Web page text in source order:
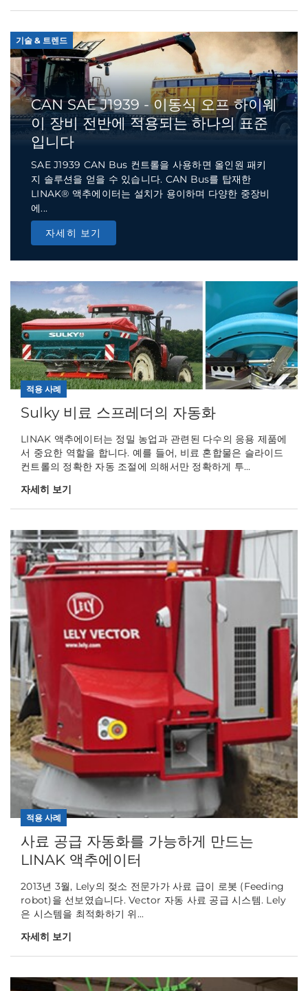
기술 & 트렌드
CAN SAE J1939 - 이동식 오프 하이웨
이 장비 전반에 적용되는 하나의 표준
입니다
SAE J1939 CAN Bus 컨트롤을 사용하면 올인원 패키
지 솔루션을 얻을 수 있습니다. CAN Bus를 탑재한
LINAK® 액추에이터는 설치가 용이하며 다양한 중장비
에...
자세히 보기
적용 사례
Sulky 비료 스프레더의 자동화
LINAK 액추에이터는 정밀 농업과 관련된 다수의 응용 제품에
서 중요한 역할을 합니다. 예를 들어, 비료 혼합물은 슬라이드
컨트롤의 정확한 자동 조절에 의해서만 정확하게 투...
자세히 보기
적용 사례
사료 공급 자동화를 가능하게 만드는
LINAK 액추에이터
2013년 3월, Lely의 젖소 전문가가 사료 급이 로봇 (Feeding
robot)을 선보였습니다. Vector 자동 사료 공급 시스템. Lely
은 시스템을 최적화하기 위...
자세히 보기